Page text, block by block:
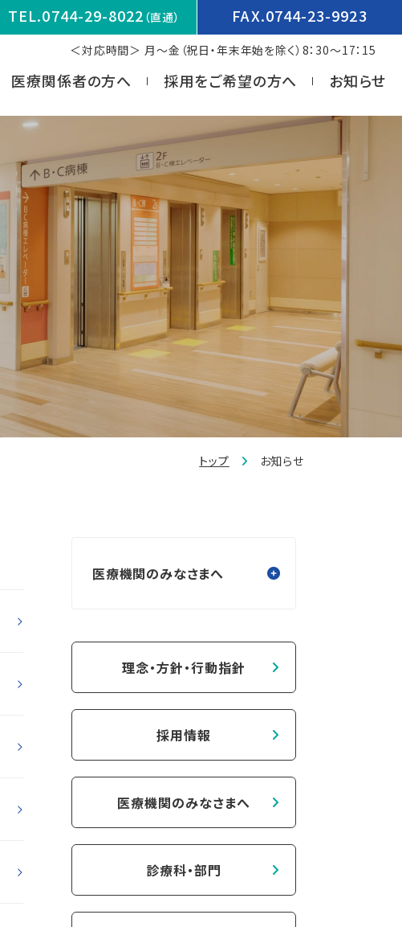
TEL.0744-29-8022 （直通） FAX.0744-23-9923
＜対応時間＞ 月～金（祝日・年末年始を除く）8：30～17：15
医療関係者の方へ 採用をご希望の方へ お知らせ
トップ お知らせ
医療機関のみなさまへ
理念・方針・行動指針
採用情報
医療機関のみなさまへ
診療科・部門